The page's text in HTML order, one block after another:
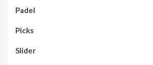
Padel
Picks
Slider